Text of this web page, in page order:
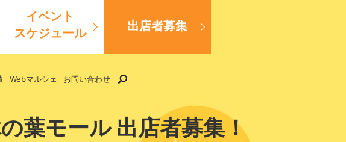
イベント
スケジュール
出店者募集
Webマルシェ お問い合わせ
葉モール 出店者募集！